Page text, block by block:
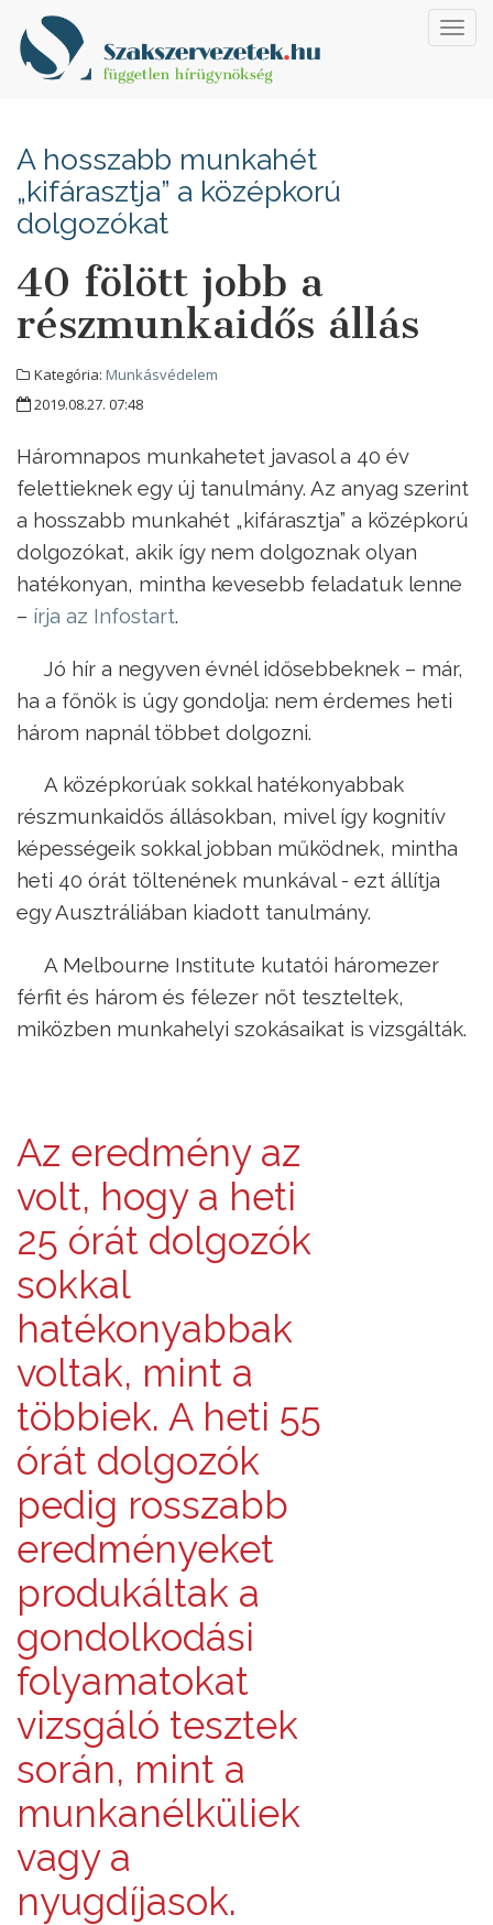
A hosszabb munkahét
„kifárasztja” a középkorú
dolgozókat
40 fölött jobb a
részmunkaidős állás
Kategória: Munkásvédelem
2019.08.27. 07:48
Háromnapos munkahetet javasol a 40 év
felettieknek egy új tanulmány. Az anyag szerint
a hosszabb munkahét „kifárasztja” a középkorú
dolgozókat, akik így nem dolgoznak olyan
hatékonyan, mintha kevesebb feladatuk lenne
– írja az Infostart.
Jó hír a negyven évnél idősebbeknek – már,
ha a főnök is úgy gondolja: nem érdemes heti
három napnál többet dolgozni.
A középkorúak sokkal hatékonyabbak
részmunkaidős állásokban, mivel így kognitív
képességeik sokkal jobban működnek, mintha
heti 40 órát töltenének munkával - ezt állítja
egy Ausztráliában kiadott tanulmány.
A Melbourne Institute kutatói háromezer
férfit és három és félezer nőt teszteltek,
miközben munkahelyi szokásaikat is vizsgálták.
Az eredmény az
volt, hogy a heti
25 órát dolgozók
sokkal
hatékonyabbak
voltak, mint a
többiek. A heti 55
órát dolgozók
pedig rosszabb
eredményeket
produkáltak a
gondolkodási
folyamatokat
vizsgáló tesztek
során, mint a
munkanélküliek
vagy a
nyugdíjasok.